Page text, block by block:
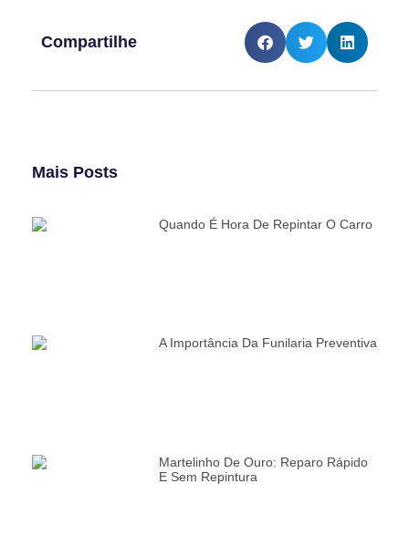
Compartilhe
Mais Posts
Quando É Hora De Repintar O Carro
A Importância Da Funilaria Preventiva
Martelinho De Ouro: Reparo Rápido
E Sem Repintura